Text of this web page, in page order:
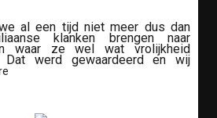
al een tijd niet meer dus dan
klanken brengen naar
waar ze wel wat vrolijkheid
Dat werd gewaardeerd en wij